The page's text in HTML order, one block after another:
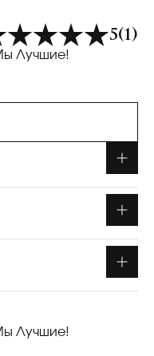
5(1)
Лучшие!
Лучшие!